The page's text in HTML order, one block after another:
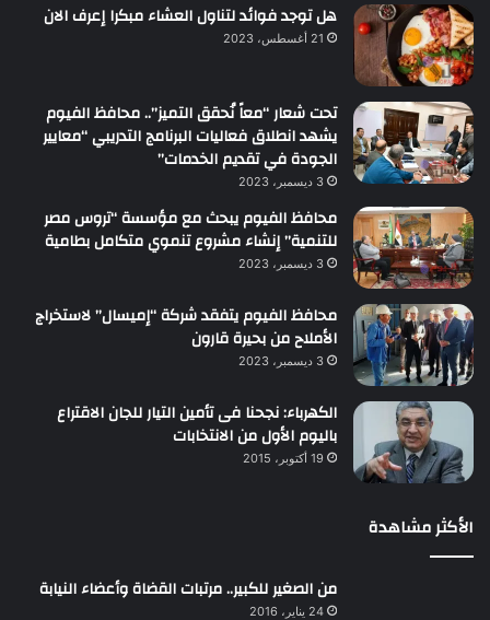
هل توجد فوائد لتناول العشاء مبكرا إعرف الان
21 أغسطس، 2023
تحت شعار “معاً نُحقق التميز”.. محافظ الفيوم
يشهد انطلاق فعاليات البرنامج التدريبي “معايير
الجودة في تقديم الخدمات”
3 ديسمبر، 2023
محافظ الفيوم يبحث مع مؤسسة “تروس مصر
للتنمية” إنشاء مشروع تنموي متكامل بطامية
3 ديسمبر، 2023
محافظ الفيوم يتفقد شركة “إميسال” لاستخراج
الأملاح من بحيرة قارون
3 ديسمبر، 2023
الكهرباء: نجحنا فى تأمين التيار للجان الاقتراع
باليوم الأول من الانتخابات
19 أكتوبر، 2015
الأكثر مشاهدة
من الصغير للكبير.. مرتبات القضاة وأعضاء النيابة
24 يناير، 2016